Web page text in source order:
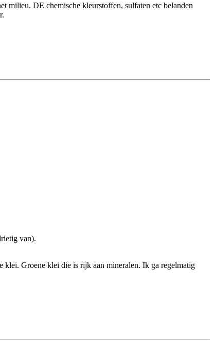
milieu. DE chemische kleurstoffen, sulfaten etc belanden
van).
klei. Groene klei die is rijk aan mineralen. Ik ga regelmatig